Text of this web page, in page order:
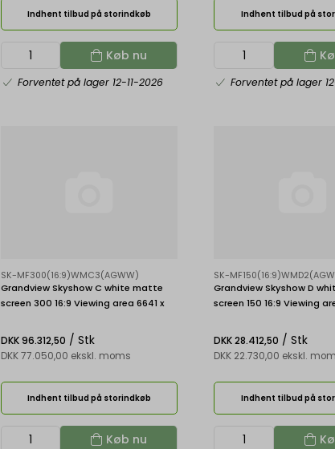
Indhent tilbud på storindkøb
Køb nu
Forventet på lager 12-11-2026
Indhent tilbud på
Forventet på lager
SK-MF300(16:9)WMC3(AGWW)
Grandview Skyshow C white matte
screen 300 16:9 Viewing area 6641 x
DKK 96.312,50 / Stk
DKK 77.050,00 ekskl. moms
Indhent tilbud på storindkøb
Køb nu
SK-
Grandview Skyshow D
screen 150 16:9 Viewing
DKK 28.412,50 / Stk
DKK 22.730,00 ekskl.
Indhent tilbud på